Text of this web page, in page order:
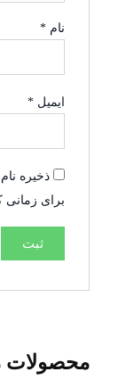
نام*
ایمیل*
ذخیره
برای زمانی
محصولات